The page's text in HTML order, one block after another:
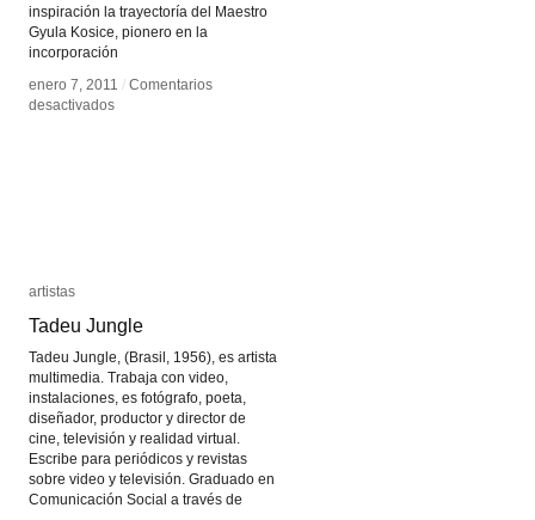
inspiración la trayectoría del Maestro
Gyula Kosice, pionero en la
incorporación
enero 7, 2011 / Comentarios
desactivadosen
enero 7, 2011 / Comentarios
desactivadosen
artistas
Tadeu Jungle
Tadeu Jungle, (Brasil, 1956), es artista
multimedia. Trabaja con video,
instalaciones, es fotógrafo, poeta,
diseñador, productor y director de
cine, televisión y realidad virtual.
Escribe para periódicos y revistas
sobre video y televisión. Graduado en
Comunicación Social a través de
artistas
Tadeu Jungle